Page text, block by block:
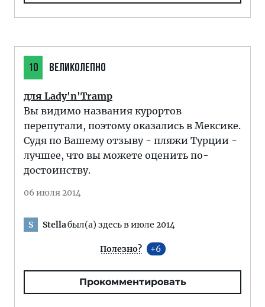
10 ВЕЛИКОЛЕПНО
для Lady'n'Tramp
Вы видимо названия курортов
перепутали, поэтому оказались в Мексике.
Судя по Вашему отзыву - пляжи Турции -
лучшее, что вы можете оценить по-
достоинству.
06 июля 2014
S Stellaбыл(а) здесь в июле 2014
Полезно? 6
Прокомментировать